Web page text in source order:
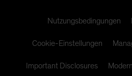
Nutzungsbedingungen
Cookie-Einstellungen
Important Disclosures